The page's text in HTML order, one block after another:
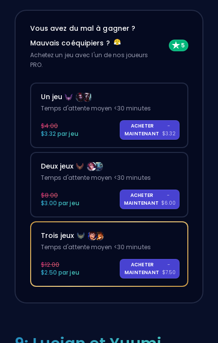
Vous avez du mal à gagner ?
Mauvais coéquipiers ?
Achetez un jeu avec l'un de nos joueurs
PRO.
Un jeu
Temps d'attente moyen <30 minutes
$4.00
$3.32 par jeu
ACHETER
MAINTENANT
-
$3.32
Deux jeux
Temps d'attente moyen <30 minutes
$8.00
$3.00 par jeu
ACHETER
MAINTENANT
-
$6.00
Trois jeux
Temps d'attente moyen <30 minutes
$12.00
$2.50 par jeu
ACHETER
MAINTENANT
-
$7.50